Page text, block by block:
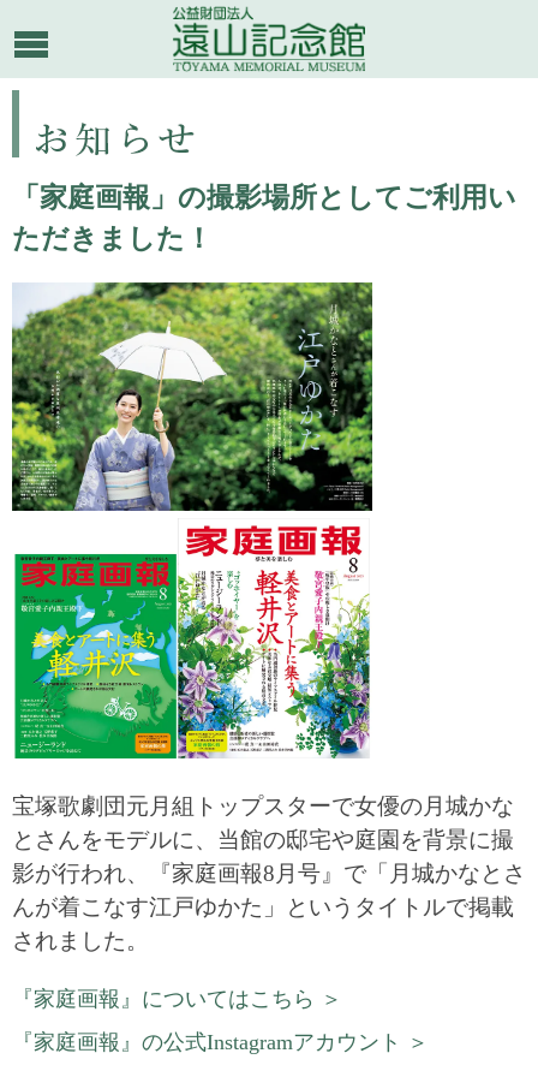
「家庭画報」の撮影場所としてご利用い
ただきました！
宝塚歌劇団元月組トップスターで女優の月城かな
とさんをモデルに、当館の邸宅や庭園を背景に撮
影が行われ、『家庭画報8月号』で「月城かなとさ
んが着こなす江戸ゆかた」というタイトルで掲載
されました。
『家庭画報』についてはこちら ＞
『家庭画報』の公式Instagramアカウント ＞